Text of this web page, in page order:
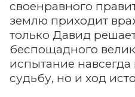
своенравного
землю приходит
только Давид
беспощадного
испытание навсегда
судьбу, но и ход